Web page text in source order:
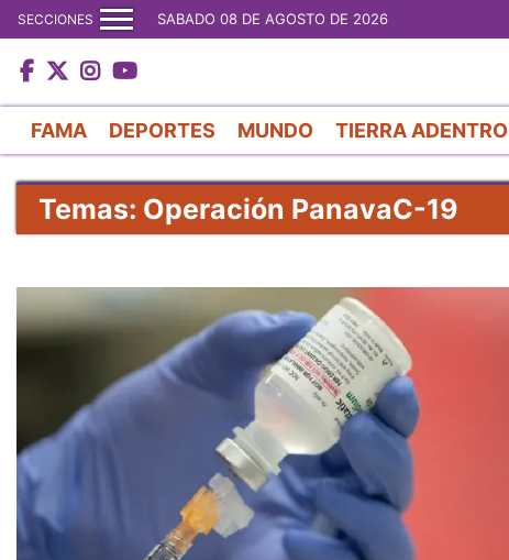
SECCIONES SABADO 08 DE AGOSTO DE 2026
FAMA DEPORTES MUNDO TIERRA ADENTRO
Temas: Operación PanavaC-19